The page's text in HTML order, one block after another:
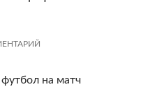
на матч